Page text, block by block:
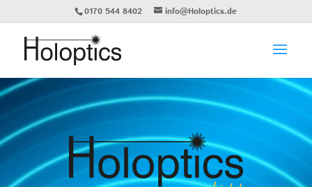
0170 544 8402 info@Holoptics.de